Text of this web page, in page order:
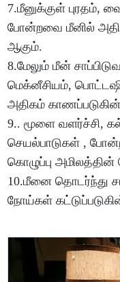
7.மீனுக்குள் புரதம்,
போன்றவை மீனில்
ஆகும்.
8.மேலும் மீன்
மெக்னீசியம்,
அதிகம்
9.. மூளை வளர்ச்சி,
செயல்பாடுகள் ,
கொழுப்பு அமிலத்தின்
10.மீனை தொடர்ந்து
நோய்கள்